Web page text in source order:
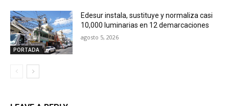
PORTADA
Edesur instala, sustituye y normaliza casi
10,000 luminarias en 12 demarcaciones
agosto 5, 2026